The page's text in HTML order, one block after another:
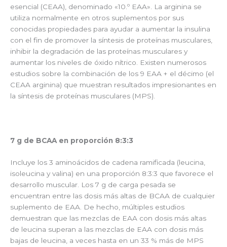
esencial (CEAA), denominado «10.º EAA». La arginina se
utiliza normalmente en otros suplementos por sus
conocidas propiedades para ayudar a aumentar la insulina
con el fin de promover la síntesis de proteínas musculares,
inhibir la degradación de las proteínas musculares y
aumentar los niveles de óxido nítrico. Existen numerosos
estudios sobre la combinación de los 9 EAA + el décimo (el
CEAA arginina) que muestran resultados impresionantes en
la síntesis de proteínas musculares (MPS).
7 g de BCAA en proporción 8:3:3
Incluye los 3 aminoácidos de cadena ramificada (leucina,
isoleucina y valina) en una proporción 8:3:3 que favorece el
desarrollo muscular. Los 7 g de carga pesada se
encuentran entre las dosis más altas de BCAA de cualquier
suplemento de EAA. De hecho, múltiples estudios
demuestran que las mezclas de EAA con dosis más altas
de leucina superan a las mezclas de EAA con dosis más
bajas de leucina, a veces hasta en un 33 % más de MPS